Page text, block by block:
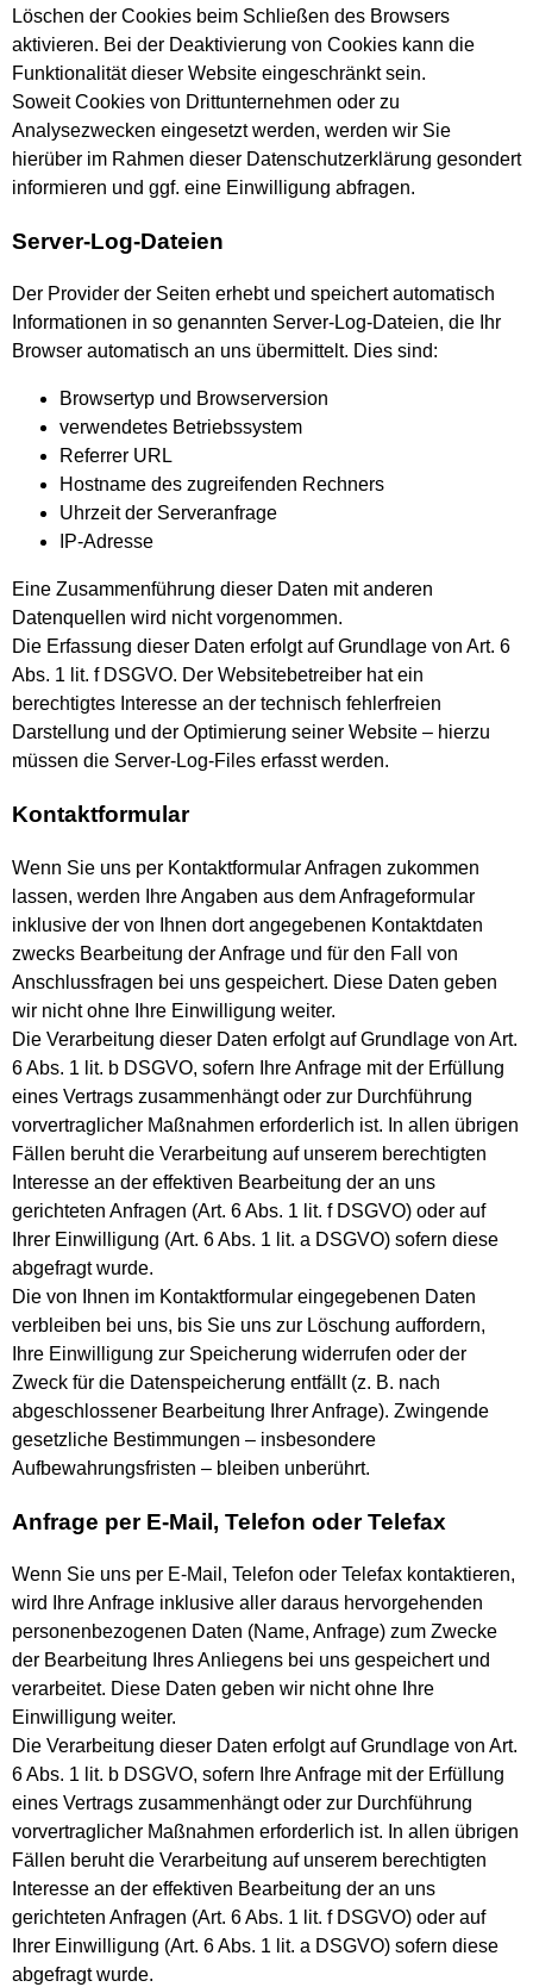
Löschen der Cookies beim Schließen des Browsers
aktivieren. Bei der Deaktivierung von Cookies kann die
Funktionalität dieser Website eingeschränkt sein.
Soweit Cookies von Drittunternehmen oder zu
Analysezwecken eingesetzt werden, werden wir Sie
hierüber im Rahmen dieser Datenschutzerklärung gesondert
informieren und ggf. eine Einwilligung abfragen.
Server-Log-Dateien
Der Provider der Seiten erhebt und speichert automatisch
Informationen in so genannten Server-Log-Dateien, die Ihr
Browser automatisch an uns übermittelt. Dies sind:
Browsertyp und Browserversion
verwendetes Betriebssystem
Referrer URL
Hostname des zugreifenden Rechners
Uhrzeit der Serveranfrage
IP-Adresse
Eine Zusammenführung dieser Daten mit anderen
Datenquellen wird nicht vorgenommen.
Die Erfassung dieser Daten erfolgt auf Grundlage von Art. 6
Abs. 1 lit. f DSGVO. Der Websitebetreiber hat ein
berechtigtes Interesse an der technisch fehlerfreien
Darstellung und der Optimierung seiner Website – hierzu
müssen die Server-Log-Files erfasst werden.
Kontaktformular
Wenn Sie uns per Kontaktformular Anfragen zukommen
lassen, werden Ihre Angaben aus dem Anfrageformular
inklusive der von Ihnen dort angegebenen Kontaktdaten
zwecks Bearbeitung der Anfrage und für den Fall von
Anschlussfragen bei uns gespeichert. Diese Daten geben
wir nicht ohne Ihre Einwilligung weiter.
Die Verarbeitung dieser Daten erfolgt auf Grundlage von Art.
6 Abs. 1 lit. b DSGVO, sofern Ihre Anfrage mit der Erfüllung
eines Vertrags zusammenhängt oder zur Durchführung
vorvertraglicher Maßnahmen erforderlich ist. In allen übrigen
Fällen beruht die Verarbeitung auf unserem berechtigten
Interesse an der effektiven Bearbeitung der an uns
gerichteten Anfragen (Art. 6 Abs. 1 lit. f DSGVO) oder auf
Ihrer Einwilligung (Art. 6 Abs. 1 lit. a DSGVO) sofern diese
abgefragt wurde.
Die von Ihnen im Kontaktformular eingegebenen Daten
verbleiben bei uns, bis Sie uns zur Löschung auffordern,
Ihre Einwilligung zur Speicherung widerrufen oder der
Zweck für die Datenspeicherung entfällt (z. B. nach
abgeschlossener Bearbeitung Ihrer Anfrage). Zwingende
gesetzliche Bestimmungen – insbesondere
Aufbewahrungsfristen – bleiben unberührt.
Anfrage per E-Mail, Telefon oder Telefax
Wenn Sie uns per E-Mail, Telefon oder Telefax kontaktieren,
wird Ihre Anfrage inklusive aller daraus hervorgehenden
personenbezogenen Daten (Name, Anfrage) zum Zwecke
der Bearbeitung Ihres Anliegens bei uns gespeichert und
verarbeitet. Diese Daten geben wir nicht ohne Ihre
Einwilligung weiter.
Die Verarbeitung dieser Daten erfolgt auf Grundlage von Art.
6 Abs. 1 lit. b DSGVO, sofern Ihre Anfrage mit der Erfüllung
eines Vertrags zusammenhängt oder zur Durchführung
vorvertraglicher Maßnahmen erforderlich ist. In allen übrigen
Fällen beruht die Verarbeitung auf unserem berechtigten
Interesse an der effektiven Bearbeitung der an uns
gerichteten Anfragen (Art. 6 Abs. 1 lit. f DSGVO) oder auf
Ihrer Einwilligung (Art. 6 Abs. 1 lit. a DSGVO) sofern diese
abgefragt wurde.